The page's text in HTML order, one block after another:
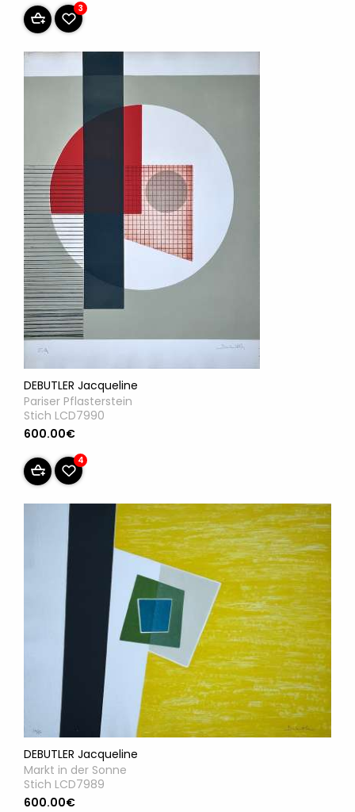
3
DEBUTLER Jacqueline
Pariser Pflasterstein
Stich LCD7990
600.00€
4
DEBUTLER Jacqueline
Markt in der Sonne
Stich LCD7989
600.00€